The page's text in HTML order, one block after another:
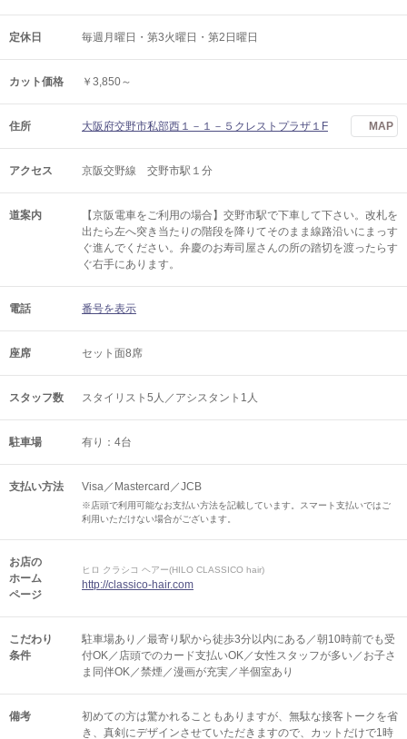
定休日 毎週月曜日・第3火曜日・第2日曜日
カット価格 ￥3,850～
住所 大阪府交野市私部西１－１－５クレストプラザ１F MAP
アクセス 京阪交野線 交野市駅１分
道案内
【京阪電車をご利用の場合】交野市駅で下車して下さい。改札を
出たら左へ突き当たりの階段を降りてそのまま線路沿いにまっす
ぐ進んでください。弁慶のお寿司屋さんの所の踏切を渡ったらす
ぐ右手にあります。
電話 番号を表示
座席 セット面8席
スタッフ数 スタイリスト5人／アシスタント1人
駐車場 有り：4台
支払い方法 Visa／Mastercard／JCB
※店頭で利用可能なお支払い方法を記載しています。スマート支払いではご
利用いただけない場合がございます。
お店の
ホーム
ページ
ヒロ クラシコ ヘアー(HILO CLASSICO hair)
http://classico-hair.com
こだわり
条件
駐車場あり／最寄り駅から徒歩3分以内にある／朝10時前でも受
付OK／店頭でのカード支払いOK／女性スタッフが多い／お子さ
ま同伴OK／禁煙／漫画が充実／半個室あり
備考
初めての方は驚かれることもありますが、無駄な接客トークを省
き、真剣にデザインさせていただきますので、カットだけで1時